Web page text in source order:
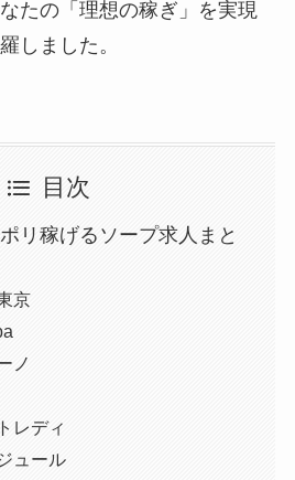
たの「理想の稼ぎ」を実現
しました。
目次
リ稼げるソープ求人まと
京
ノ
レディ
ュール